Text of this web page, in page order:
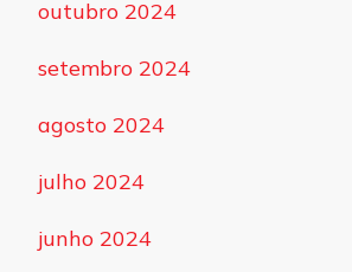
outubro 2024
setembro 2024
agosto 2024
julho 2024
junho 2024